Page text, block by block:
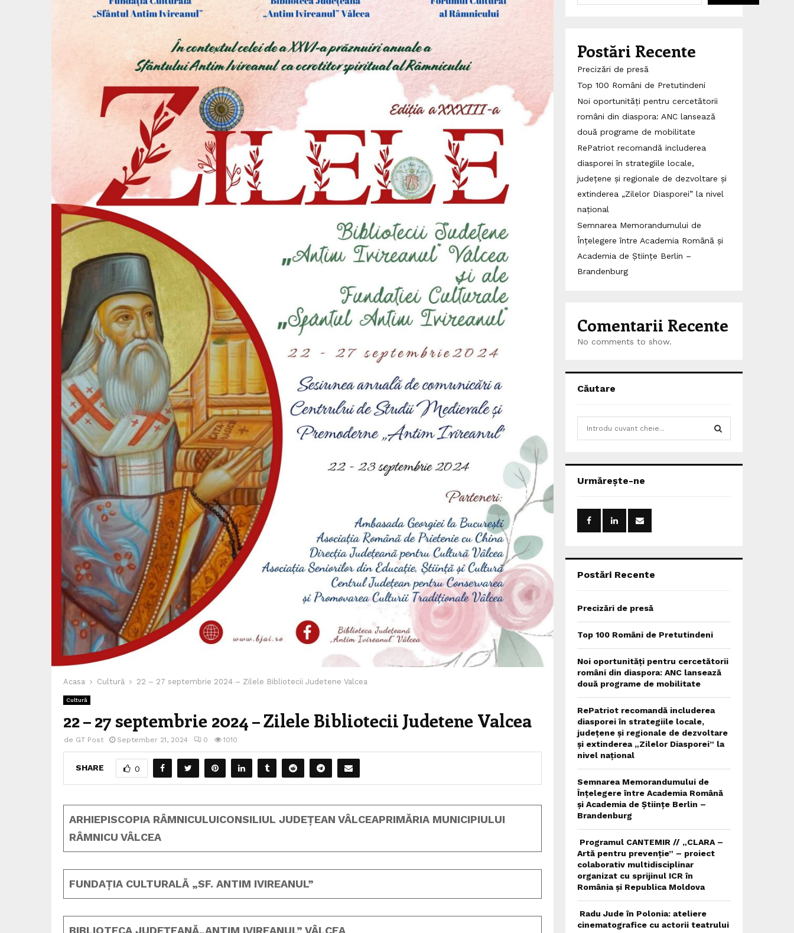
Acasa Cultură 22 – 27 septembrie 2024 – Zilele Bibliotecii Judetene Valcea
Cultură
22 – 27 septembrie 2024 – Zilele Bibliotecii Judetene Valcea
de GT Post September 21, 2024 0 1010
SHARE 0
ARHIEPISCOPIA RÂMNICULUICONSILIUL JUDEȚEAN VÂLCEAPRIMĂRIA MUNICIPIULUI
RÂMNICU VÂLCEA
FUNDAȚIA CULTURALĂ „SF. ANTIM IVIREANUL”
Postări Recente
Precizări de presă
Top 100 Români de Pretutindeni
Noi oportunități pentru cercetătorii
români din diaspora: ANC lansează
două programe de mobilitate
RePatriot recomandă includerea
diasporei în strategiile locale,
județene și regionale de dezvoltare și
extinderea „Zilelor Diasporei” la nivel
național
Semnarea Memorandumului de
Înțelegere între Academia Română și
Academia de Științe Berlin –
Brandenburg
Comentarii Recente
No comments to show.
Căutare
h
o
:
Urmărește-ne
Postări Recente
Precizări de presă
Top 100 Români de Pretutindeni
Noi oportunități pentru cercetătorii
români din diaspora: ANC lansează
două programe de mobilitate
RePatriot recomandă includerea
diasporei în strategiile locale,
județene și regionale de dezvoltare
și extinderea „Zilelor Diasporei” la
nivel național
Semnarea Memorandumului de
Înțelegere între Academia Română
și Academia de Științe Berlin –
Brandenburg
Programul CANTEMIR // „CLARA –
Artă pentru prevenție” – proiect
colaborativ multidisciplinar
organizat cu sprijinul ICR în
România și Republica Moldova
Radu Jude în Polonia: ateliere
cinematografice cu actorii teatrului